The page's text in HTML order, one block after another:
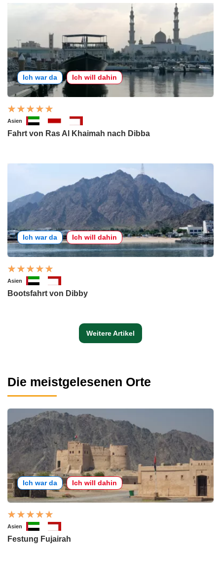
Ich war da Ich will dahin
Asien
Fahrt von Ras Al Khaimah nach Dibba
Ich war da Ich will dahin
Asien
Bootsfahrt von Dibby
Weitere Artikel
Die meistgelesenen Orte
Ich war da Ich will dahin
Asien
Festung Fujairah